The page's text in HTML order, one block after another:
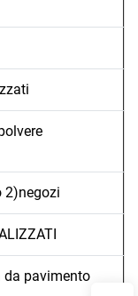
2)negozi
da pavimento